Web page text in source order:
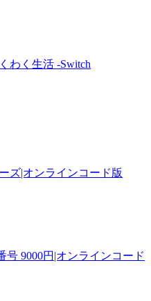
わく生活 -Switch
ズ|オンラインコード版
9000円|オンラインコード